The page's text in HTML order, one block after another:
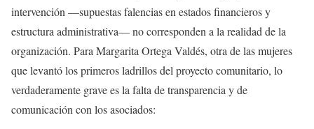
intervención —supuestas falencias en estados financieros y
estructura administrativa— no corresponden a la realidad de la
organización. Para Margarita Ortega Valdés, otra de las mujeres
que levantó los primeros ladrillos del proyecto comunitario, lo
verdaderamente grave es la falta de transparencia y de
comunicación con los asociados: